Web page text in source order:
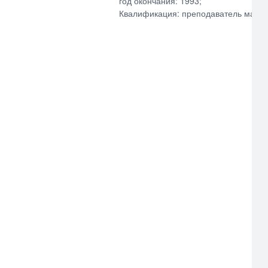
Квалификация: преподаватель